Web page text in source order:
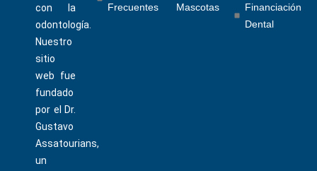
con la
odontología.
Nuestro
sitio
web fue
fundado
por el Dr.
Gustavo
Assatourians,
un
Frecuentes
Mascotas
Financiación
Dental